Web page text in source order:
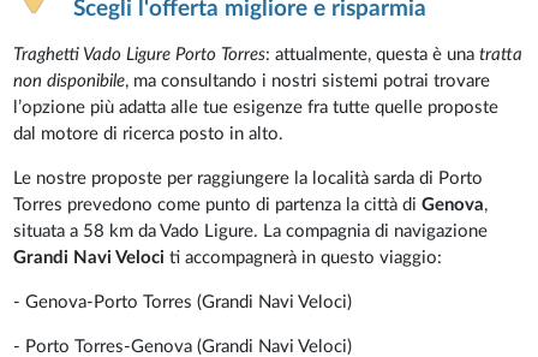
Scegli l'offerta migliore e risparmia
Traghetti Vado Ligure Porto Torres: attualmente, questa è unatratta
non disponibile, ma consultando i nostri sistemi potrai trovare
l’opzione più adatta alle tue esigenze fra tutte quelle proposte
dal motore di ricerca posto in alto.
Le nostre proposte per raggiungere la località sarda di Porto
Torres prevedono come punto di partenza la città diGenova,
situata a 58 km da Vado Ligure. La compagnia di navigazione
Grandi Navi Veloci ti accompagnerà in questo viaggio:
- Genova-Porto Torres (Grandi Navi Veloci)
- Porto Torres-Genova (Grandi Navi Veloci)